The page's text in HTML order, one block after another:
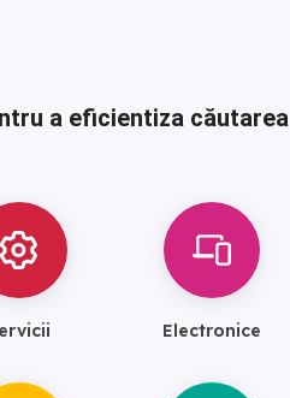
a eficientiza căutarea
Electronice